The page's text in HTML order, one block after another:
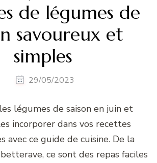
de légumes de
savoureux et
simples
29/05/2023
légumes de saison en juin et
incorporer dans vos recettes
avec ce guide de cuisine. De la
ce sont des repas faciles